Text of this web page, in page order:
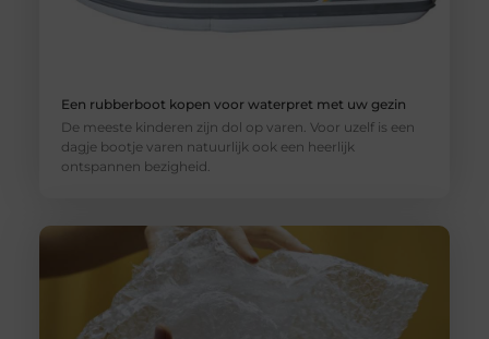
Een rubberboot kopen voor waterpret met uw gezin
De meeste kinderen zijn dol op varen. Voor uzelf is een
dagje bootje varen natuurlijk ook een heerlijk
ontspannen bezigheid.